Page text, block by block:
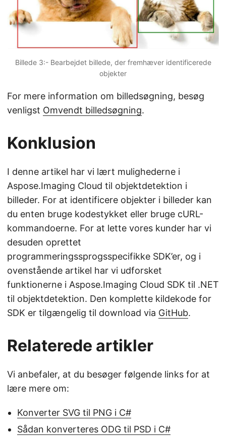
Billede 3:- Bearbejdet billede, der fremhæver identificerede
objekter
For mere information om billedsøgning, besøg
venligst Omvendt billedsøgning.
Konklusion
I denne artikel har vi lært mulighederne i
Aspose.Imaging Cloud til objektdetektion i
billeder. For at identificere objekter i billeder kan
du enten bruge kodestykket eller bruge cURL-
kommandoerne. For at lette vores kunder har vi
desuden oprettet
programmeringssprogsspecifikke SDK’er, og i
ovenstående artikel har vi udforsket
funktionerne i Aspose.Imaging Cloud SDK til .NET
til objektdetektion. Den komplette kildekode for
SDK er tilgængelig til download via GitHub.
Relaterede artikler
Vi anbefaler, at du besøger følgende links for at
lære mere om:
Konverter SVG til PNG i C#
Sådan konverteres ODG til PSD i C#